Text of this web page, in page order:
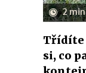
2 min
Třídíte
si, co